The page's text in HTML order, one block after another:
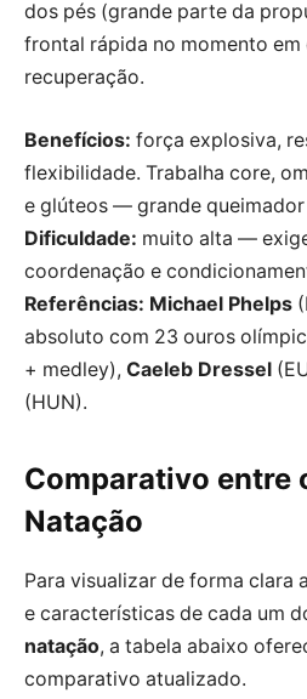
dos pés (grande parte da
frontal rápida no momento em
recuperação.
Benefícios: força explosiva,
flexibilidade. Trabalha core,
e glúteos — grande queimador
Dificuldade: muito alta —
coordenação e
Referências: Michael Phelps
absoluto com 23 ouros
+ medley), Caeleb Dressel
(HUN).
Comparativo entre
Natação
Para visualizar de forma clara
e características de cada um
natação, a tabela abaixo
comparativo atualizado.